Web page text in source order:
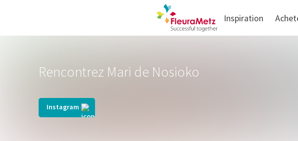
Inspiration
Rencontrez Mari de Nosioko
Instagram